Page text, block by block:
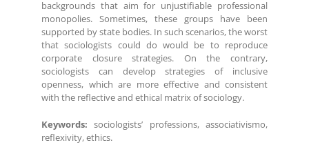
backgrounds that aim for unjustifiable professional
monopolies. Sometimes, these groups have been
supported by state bodies. In such scenarios, the worst
that sociologists could do would be to reproduce
corporate closure strategies. On the contrary,
sociologists can develop strategies of inclusive
openness, which are more effective and consistent
with the reflective and ethical matrix of sociology.
Keywords: sociologists’ professions, associativismo,
reflexivity, ethics.